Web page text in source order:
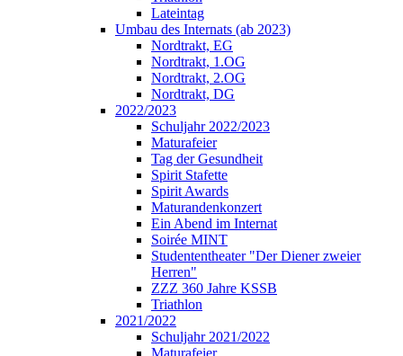
Lateintag
Umbau des Internats (ab 2023)
Nordtrakt, EG
Nordtrakt, 1.OG
Nordtrakt, 2.OG
Nordtrakt, DG
2022/2023
Schuljahr 2022/2023
Maturafeier
Tag der Gesundheit
Spirit Stafette
Spirit Awards
Maturandenkonzert
Ein Abend im Internat
Soirée MINT
Studententheater "Der Diener zweier
Herren"
ZZZ 360 Jahre KSSB
Triathlon
2021/2022
Schuljahr 2021/2022
Maturafeier